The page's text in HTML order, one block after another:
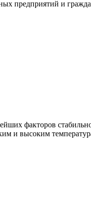
предприятий и
факторов
и высоким